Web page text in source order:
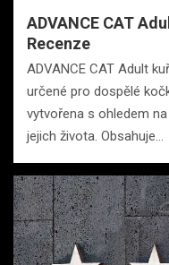
ADVANCE CAT
Recenze
ADVANCE CAT Adult
určené pro dospělé
vytvořena s ohledem
jejich života. Obsahuje…